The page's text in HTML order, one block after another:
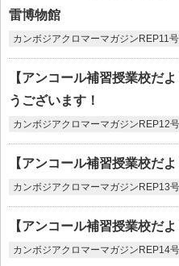
雷博物館
カンボジアクロマーマガジンREP11号
【アンコール補習授業校だ
うございます！
カンボジアクロマーマガジンREP12号
【アンコール補習授業校だ
カンボジアクロマーマガジンREP13号
【アンコール補習授業校だ
カンボジアクロマーマガジンREP14号